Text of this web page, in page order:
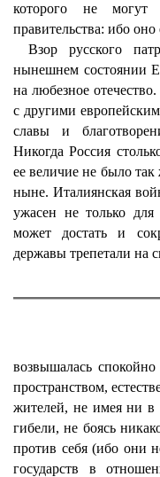
которого не могут
правительства: ибо оно
Взор русского
нынешнем состоянии
на любезное
с другими
славы и
Никогда Россия
ее величие не было так
ныне. Италиянская
ужасен не только
может достать и
державы трепетали на
возвышалась
пространством,
жителей, не имея ни в
гибели, не боясь
против себя (ибо они
государств в